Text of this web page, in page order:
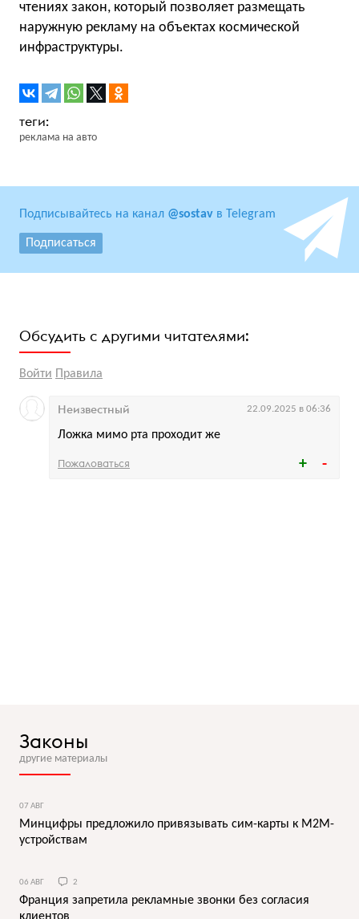
чтениях закон, который позволяет размещать
наружную рекламу на объектах космической
инфраструктуры.
реклама на авто
Подписывайтесь на канал @sostav в Telegram
Подписаться
Обсудить с другими читателями:
Войти Правила
Ложка мимо рта проходит же
Неизвестный 22.09.2025 в 06:36
Пожаловаться
Законы
другие материалы
07 АВГ
Минцифры предложило привязывать сим-карты к M2M-
устройствам
06 АВГ 2
Франция запретила рекламные звонки без согласия